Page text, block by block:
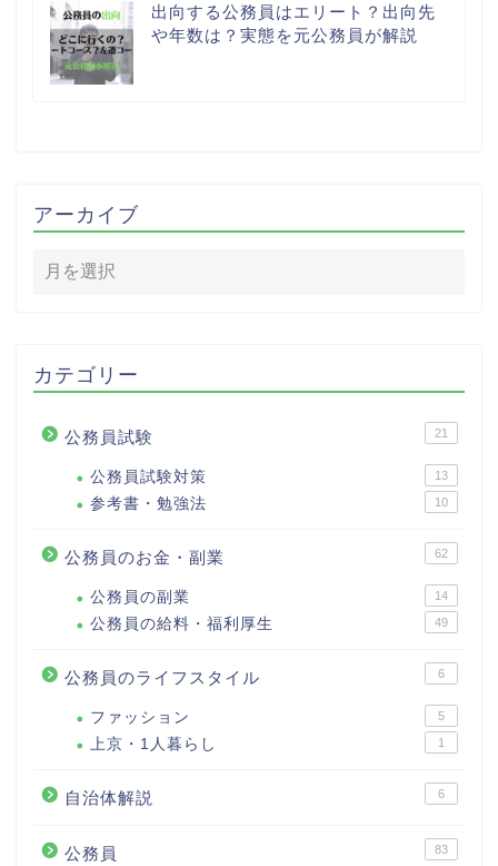
出向する公務員はエリート？出向先
や年数は？実態を元公務員が解説
アーカイブ
カテゴリー
公務員試験 21
公務員試験対策 13
参考書・勉強法 10
公務員のお金・副業 62
公務員の副業 14
公務員の給料・福利厚生 49
公務員のライフスタイル 6
ファッション 5
上京・1人暮らし 1
自治体解説 6
公務員 83